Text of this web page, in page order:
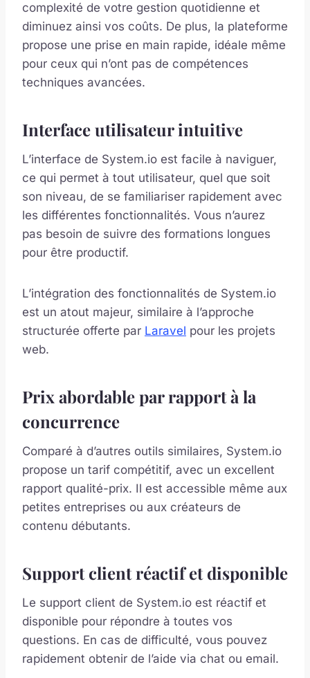
complexité de votre gestion quotidienne et
diminuez ainsi vos coûts. De plus, la plateforme
propose une prise en main rapide, idéale même
pour ceux qui n’ont pas de compétences
techniques avancées.
Interface utilisateur intuitive
L’interface de System.io est facile à naviguer,
ce qui permet à tout utilisateur, quel que soit
son niveau, de se familiariser rapidement avec
les différentes fonctionnalités. Vous n’aurez
pas besoin de suivre des formations longues
pour être productif.
L’intégration des fonctionnalités de System.io
est un atout majeur, similaire à l’approche
structurée offerte par Laravel pour les projets
web.
Prix abordable par rapport à la
concurrence
Comparé à d’autres outils similaires, System.io
propose un tarif compétitif, avec un excellent
rapport qualité-prix. Il est accessible même aux
petites entreprises ou aux créateurs de
contenu débutants.
Support client réactif et disponible
Le support client de System.io est réactif et
disponible pour répondre à toutes vos
questions. En cas de difficulté, vous pouvez
rapidement obtenir de l’aide via chat ou email.